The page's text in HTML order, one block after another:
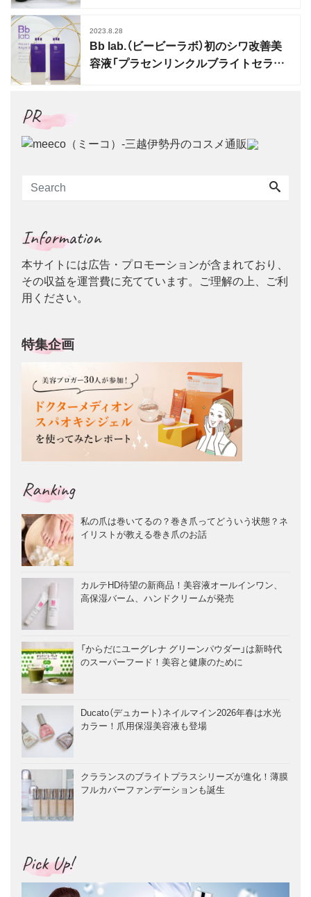
2023.8.28
Bb lab.（ビービーラボ）初のシワ改善美
容液「プラセンリンクルブライトセラム」
PR
Information
本サイトには広告・プロモーションが含まれており、
その収益を運営費に充てています。ご理解の上、ご利
用ください。
特集企画
Ranking
私の爪は巻いてるの？巻き爪ってどういう状態？ネ
イリストが教える巻き爪のお話
カルテHD待望の新商品！美容液オールインワン、
高保湿バーム、ハンドクリームが発売
「からだにユーグレナ グリーンパウダー」は新時代
のスーパーフード！美容と健康のために
Ducato（デュカート）ネイルマイン2026年春は水光
カラー！爪用保湿美容液も登場
クラランスのブライトプラスシリーズが進化！薄膜
フルカバーファンデーションも誕生
Pick Up!